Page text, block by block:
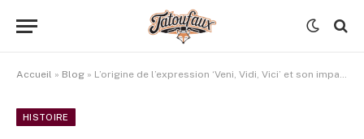
Accueil » Blog » L’origine de l’expression ‘Veni, Vidi, Vici’ et son impact historique
HISTOIRE